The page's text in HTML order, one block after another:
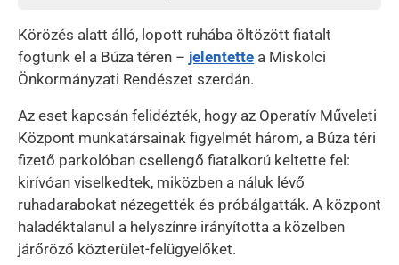
Körözés alatt álló, lopott ruhába öltözött fiatalt
fogtunk el a Búza téren – jelentette a Miskolci
Önkormányzati Rendészet szerdán.
Az eset kapcsán felidézték, hogy az Operatív Műveleti
Központ munkatársainak figyelmét három, a Búza téri
fizető parkolóban csellengő fiatalkorú keltette fel:
kirívóan viselkedtek, miközben a náluk lévő
ruhadarabokat nézegették és próbálgatták. A központ
haladéktalanul a helyszínre irányította a közelben
járőröző közterület-felügyelőket.